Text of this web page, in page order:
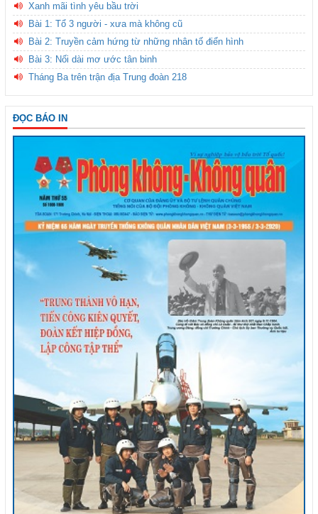
Xanh mãi tình yêu bầu trời
Bài 1: Tổ 3 người - xưa mà không cũ
Bài 2: Truyền cảm hứng từ những nhân tố điển hình
Bài 3: Nối dài mơ ước tân binh
Tháng Ba trên trận địa Trung đoàn 218
ĐỌC BÁO IN